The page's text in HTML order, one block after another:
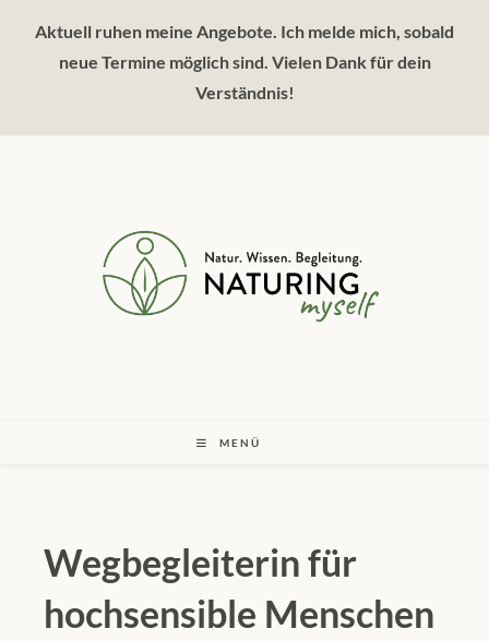
Inhalt
springen
Aktuell ruhen meine Angebote. Ich melde mich, sobald
neue Termine möglich sind. Vielen Dank für dein
Verständnis!
MENÜ
Wegbegleiterin für
hochsensible Menschen